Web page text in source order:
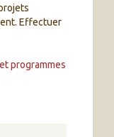
Effectuer
programmes